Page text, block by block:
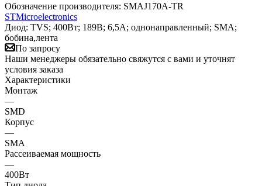
Обозначение производителя: SMAJ170A-TR
STMicroelectronics
Диод: TVS; 400Вт; 189В; 6,5А; однонаправленный; SMA;
бобина,лента
По запросу
Наши менеджеры обязательно свяжутся с вами и уточнят
условия заказа
Характеристики
Монтаж
—
SMD
Корпус
—
SMA
Рассеиваемая мощность
—
400Вт